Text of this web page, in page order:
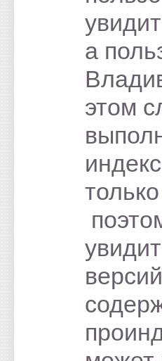
а
этом